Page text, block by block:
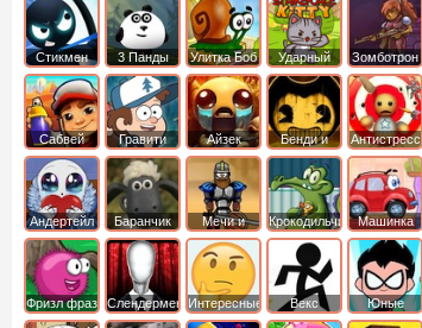
Стикмен 3 Панды Улитка Боб
Ударный
отряд котят
Зомботрон
Сабвей
Серф
Гравити
Фолз
Айзек
Бенди и
Чернильная
машина
Антистресс
Андертейл
Баранчик
Шон
Мечи и
Сандали
Крокодильчик
Свомпи
Машинка
Вилли
Фризл фраз Слендермен Интересные Векс
Юные
титаны